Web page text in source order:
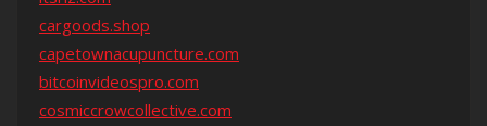
cargoods.shop
capetownacupuncture.com
bitcoinvideospro.com
cosmiccrowcollective.com